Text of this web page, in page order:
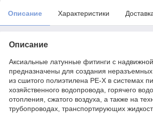
Описание Характеристики
Описание
Аксиальные латунные фитинги с
предназначены для создания
из сшитого полиэтилена PE-X в системах
хозяйственного водопровода, горячего
отопления, сжатого воздуха, а также на
трубопроводах, транспортирующих